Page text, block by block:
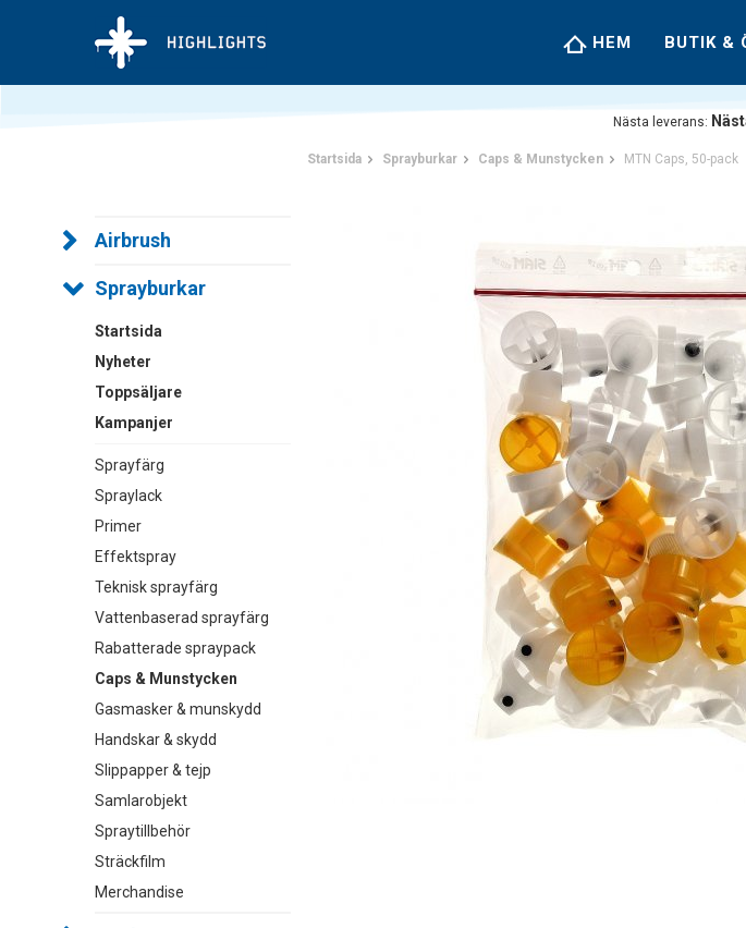
HEM BUTIK &
Nästa leverans:
Airbrush
Sprayburkar
Startsida
Nyheter
Toppsäljare
Kampanjer
Sprayfärg
Spraylack
Primer
Effektspray
Teknisk sprayfärg
Vattenbaserad sprayfärg
Rabatterade spraypack
Caps & Munstycken
Gasmasker & munskydd
Handskar & skydd
Slippapper & tejp
Samlarobjekt
Spraytillbehör
Sträckfilm
Merchandise
Startsida Sprayburkar Caps & Munstycken MTN Caps, 50-pack